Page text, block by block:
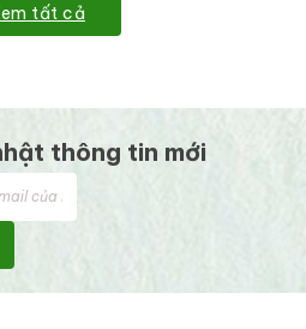
tất cả
thông tin mới